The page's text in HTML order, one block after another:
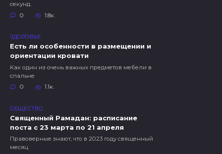
секунд.
0
1.8к.
ЗДОРОВЬЕ
Есть ли особенности в размещении и
ориентации кровати
Как один из очень важных предметов мебели в
спальне
0
1.1к.
ОБЩЕСТВО
Священный Рамадан: расписание
поста с 23 марта по 21 апреля
Правоверные знают, что в 2023 году священный
месяц